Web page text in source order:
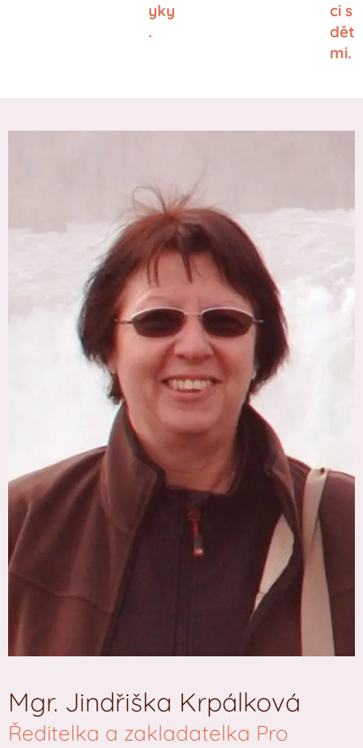
yky
.
ci s
dět
mi.
Mgr. Jindřiška Krpálková
Ředitelka a zakladatelka Pro